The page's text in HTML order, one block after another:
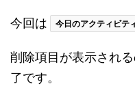
今回は 今日のアクティビテ
削除項目が表示され
了です。